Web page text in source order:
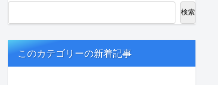
検索
このカテゴリーの新着記事